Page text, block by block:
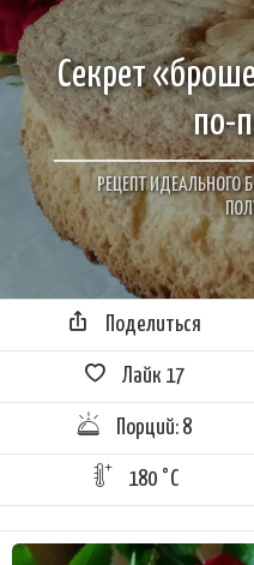
Секрет
по-
РЕЦЕПТ ИДЕАЛЬНОГО
Поделиться
Лайк 17
Порций: 8
180 °C